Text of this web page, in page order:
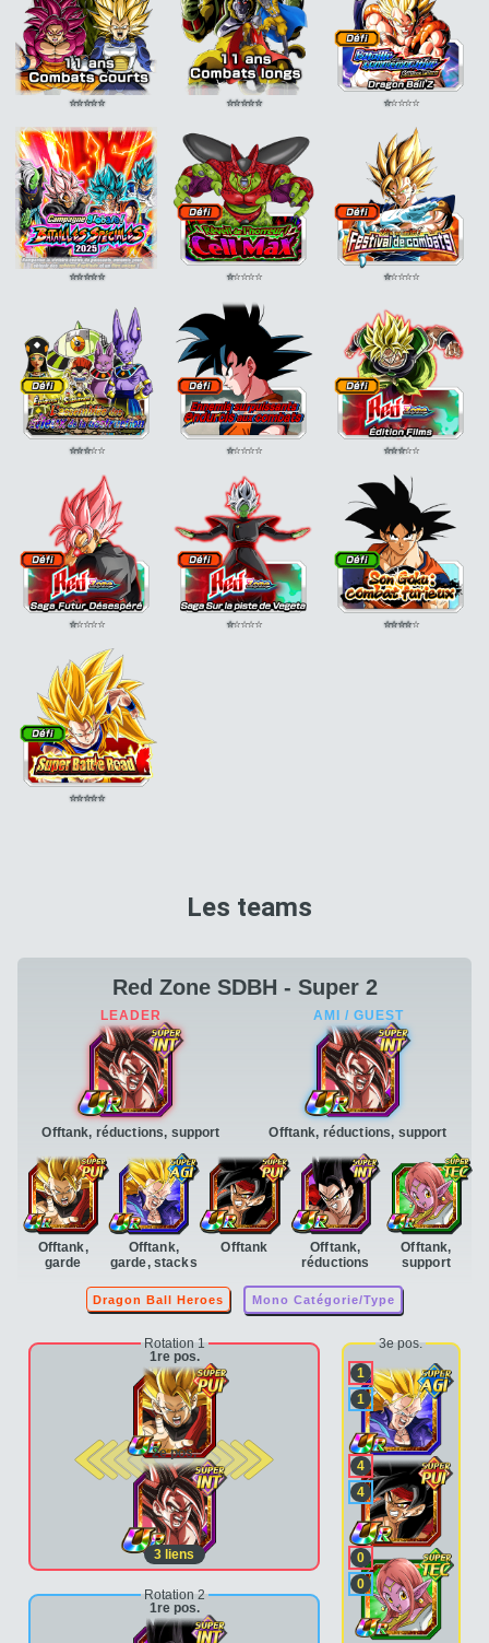
⭐⭐⭐⭐⭐ ⭐⭐⭐⭐⭐ ⭐⭐⭐⭐⭐
⭐⭐⭐⭐⭐ ⭐⭐⭐⭐⭐ ⭐⭐⭐⭐⭐
⭐⭐⭐⭐⭐ ⭐⭐⭐⭐⭐ ⭐⭐⭐⭐⭐
⭐⭐⭐⭐⭐ ⭐⭐⭐⭐⭐ ⭐⭐⭐⭐⭐
⭐⭐⭐⭐⭐
Les teams
Red Zone SDBH - Super 2
Offtank, réductions, support
Offtank,
garde
Offtank,
garde, stacks
Offtank
Offtank,
réductions
Offtank,
support
Offtank, réductions, support
Dragon Ball Heroes Mono Catégorie/Type
Rotation 1
1re pos.
2e pos.
3 liens
Rotation 2
1re pos.
3e pos.
1
1
4
4
0
0